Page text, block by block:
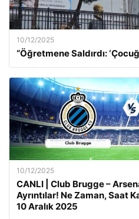
10/12/2025
“Öğretmene Saldırdı:
10/12/2025
CANLI | Club Brugge –
Ayrıntılar! Ne Zaman, Saat
10 Aralık 2025